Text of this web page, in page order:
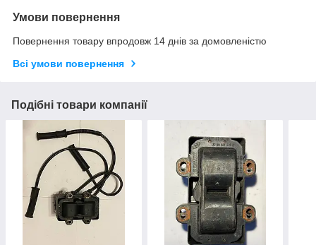
Умови повернення
Повернення товару впродовж 14 днів за домовленістю
Всі умови повернення
Подібні товари компанії